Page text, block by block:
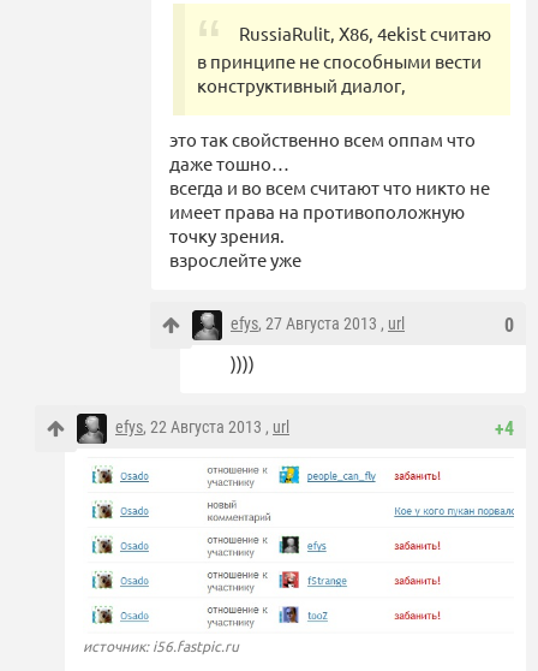
RussiaRulit, X86, 4ekist считаю
в принципе не способными вести
конструктивный диалог,
это так свойственно всем оппам что
даже тошно…
всегда и во всем считают что никто не
имеет права на противоположную
точку зрения.
взрослейте уже
0
efys, 27 Августа 2013 , url
))))
+4
efys, 22 Августа 2013 , url
источник: i56.fastpic.ru